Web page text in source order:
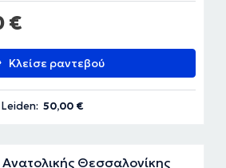
€
Κλείσε ραντεβού
50,00 €
Θεσσαλονίκης